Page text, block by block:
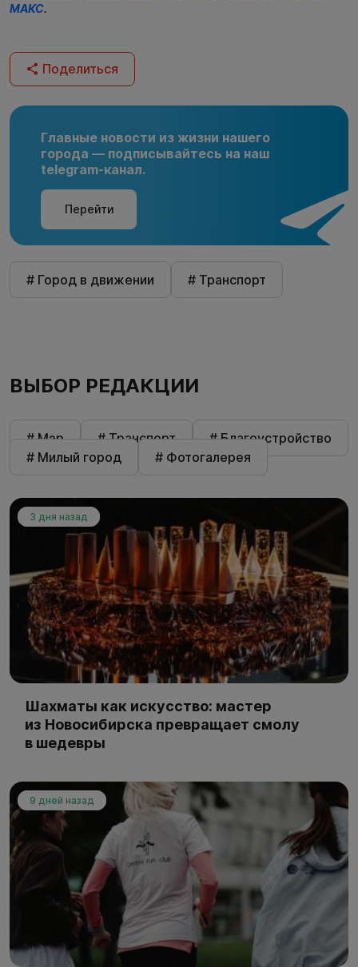
МАКС.
Поделиться
Главные новости из жизни нашего
города — подписывайтесь на наш
telegram-канал.
Перейти
# Город в движении # Транспорт
ВЫБОР РЕДАКЦИИ
# Мэр # Транспорт
# Благоустройство
# Милый город
# Фотогалерея
3 дня назад
Шахматы как искусство: мастер
из Новосибирска превращает смолу
в шедевры
9 дней назад